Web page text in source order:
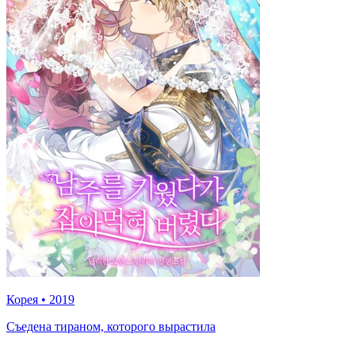
Корея • 2019
Съедена тираном, которого вырастила